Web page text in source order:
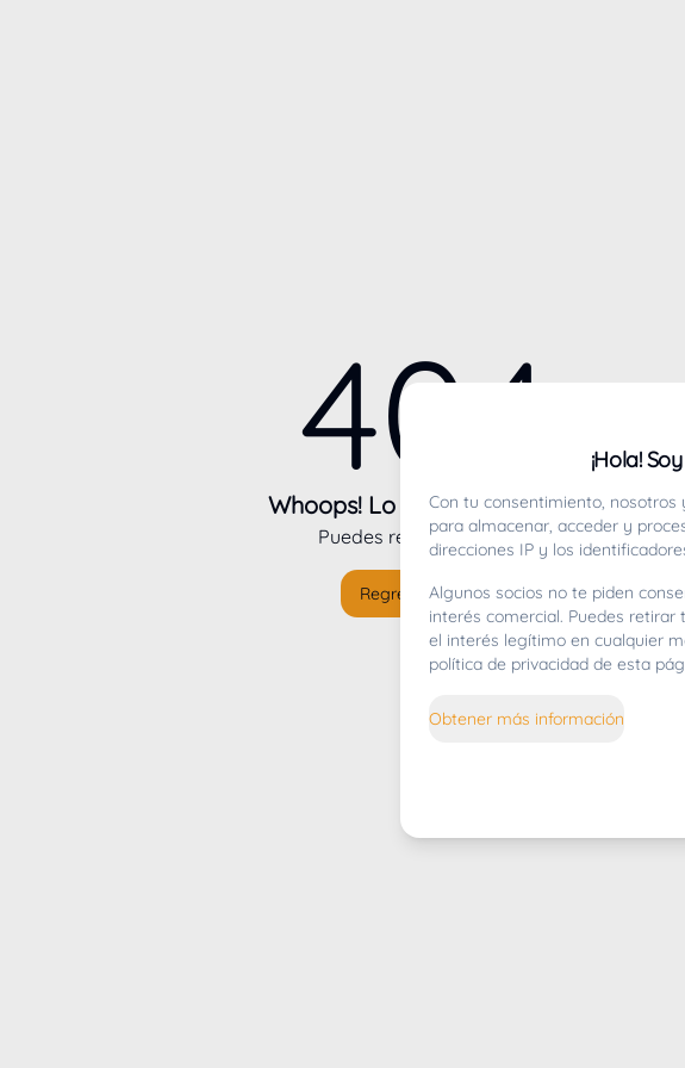
404
Whoops! Lo sentimos mucho.
Puedes regresar alinicio
Regresar al inicio
¡Hola!
Con tu consentimiento,
para almacenar, acceder y
direcciones IP y los
Algunos socios no te piden
interés comercial. Puedes
el interés legítimo en cualquier
política de privacidad de esta
Obtener más información